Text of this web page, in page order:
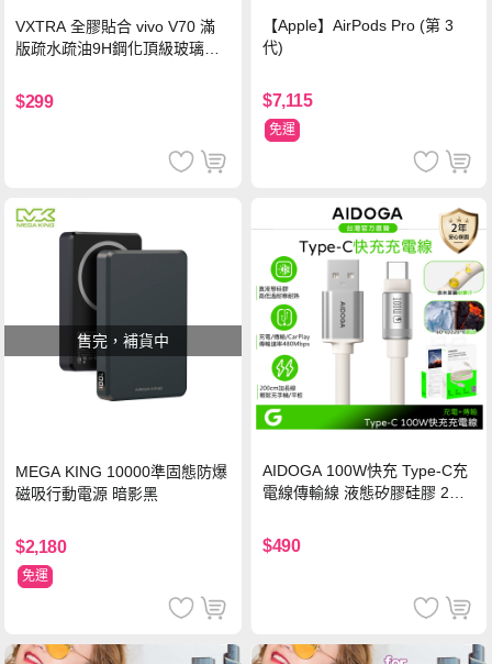
VXTRA 全膠貼合 vivo V70 滿
版疏水疏油9H鋼化頂級玻璃貼
$299
【Apple】AirPods Pro (第 3
代)
$7,115
免運
售完，補貨中
MEGA KING 10000準固態防爆
磁吸行動電源 暗影黑
$2,180
免運
AIDOGA 100W快充 Type-C充
電線傳輸線 液態矽膠硅膠 2M
$490